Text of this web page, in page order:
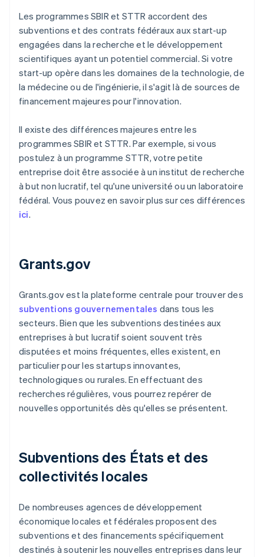
Les programmes SBIR et STTR accordent des
subventions et des contrats fédéraux aux start-up
engagées dans la recherche et le développement
scientifiques ayant un potentiel commercial. Si votre
start-up opère dans les domaines de la technologie, de
la médecine ou de l'ingénierie, il s'agit là de sources de
financement majeures pour l'innovation.
Il existe des différences majeures entre les
programmes SBIR et STTR. Par exemple, si vous
postulez à un programme STTR, votre petite
entreprise doit être associée à un institut de recherche
à but non lucratif, tel qu'une université ou un laboratoire
fédéral. Vous pouvez en savoir plus sur ces différences
ici.
Grants.gov
Grants.gov est la plateforme centrale pour trouver des
subventions gouvernementales dans tous les
secteurs. Bien que les subventions destinées aux
entreprises à but lucratif soient souvent très
disputées et moins fréquentes, elles existent, en
particulier pour les startups innovantes,
technologiques ou rurales. En effectuant des
recherches régulières, vous pourrez repérer de
nouvelles opportunités dès qu'elles se présentent.
Subventions des États et des
collectivités locales
De nombreuses agences de développement
économique locales et fédérales proposent des
subventions et des financements spécifiquement
destinés à soutenir les nouvelles entreprises dans leur